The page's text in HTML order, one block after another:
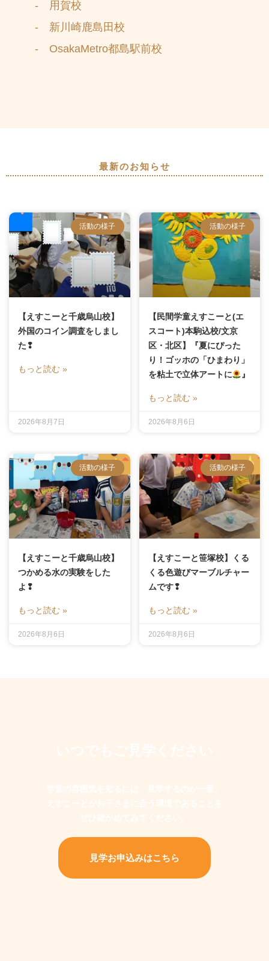
- 用賀校
- 新川崎鹿島田校
- OsakaMetro都島駅前校
最新のお知らせ
活動の様子
【えすこーと千歳烏山校】
外国のコイン調査をしまし
た❢
もっと読む »
2026年8月7日
活動の様子
【民間学童えすこーと(エ
スコート)本駒込校/文京
区・北区】『夏にぴった
り！ゴッホの「ひまわり」
を粘土で立体アートに
』
もっと読む »
2026年8月6日
活動の様子
【えすこーと千歳烏山校】
つかめる水の実験をした
よ❢
もっと読む »
2026年8月6日
活動の様子
【えすこーと笹塚校】くる
くる色遊びマーブルチャー
ムです❢
もっと読む »
2026年8月6日
見学お申込みはこちら